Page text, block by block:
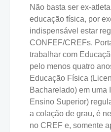
Não basta ser ex-
educação física, por
indispensável estar
CONFEF/CREFs.
trabalhar com
pelo menos quatro
Educação Física
Bacharelado) em uma
Ensino Superior)
a colação de grau, é
no CREF e, somente